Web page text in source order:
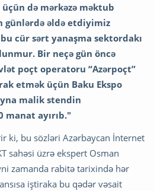
də mərkəzə məktub
günlərdə əldə etdiyimiz
cür sərt yanaşma sektordakı
Bir neçə gün öncə
poçt operatoru “Azərpoçt”
etmək üçün Baku Ekspo
malik stendin
manat ayırıb."
ki, bu sözləri Azərbaycan İnternet
sahəsi üzrə ekspert Osman
zamanda rabitə tarixində hər
iştiraka bu qədər vəsait